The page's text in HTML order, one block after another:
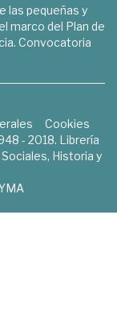
las pequeñas y
marco del Plan de
Convocatoria
Cookies
- 2018. Librería
Historia y